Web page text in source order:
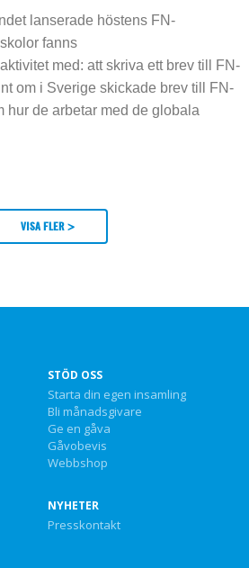
lanserade höstens FN-
fanns
med: att skriva ett brev till FN-
om i Sverige skickade brev till FN-
hur de arbetar med de globala
VISA FLER >
STÖD OSS
Starta din egen insamling
Bli månadsgivare
Ge en gåva
Gåvobevis
Webbshop
NYHETER
Presskontakt